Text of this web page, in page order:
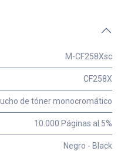
M-CF258Xsc
CF258X
de tóner monocromático
10.000 Páginas al 5%
Negro - Black